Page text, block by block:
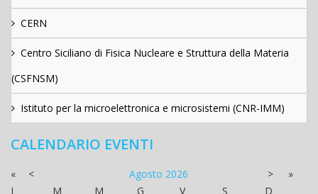
CERN
Centro Siciliano di Fisica Nucleare e Struttura della Materia
(CSFNSM)
Istituto per la microelettronica e microsistemi (CNR-IMM)
CALENDARIO EVENTI
« < Agosto 2026 >
»
L
M M G V S
D